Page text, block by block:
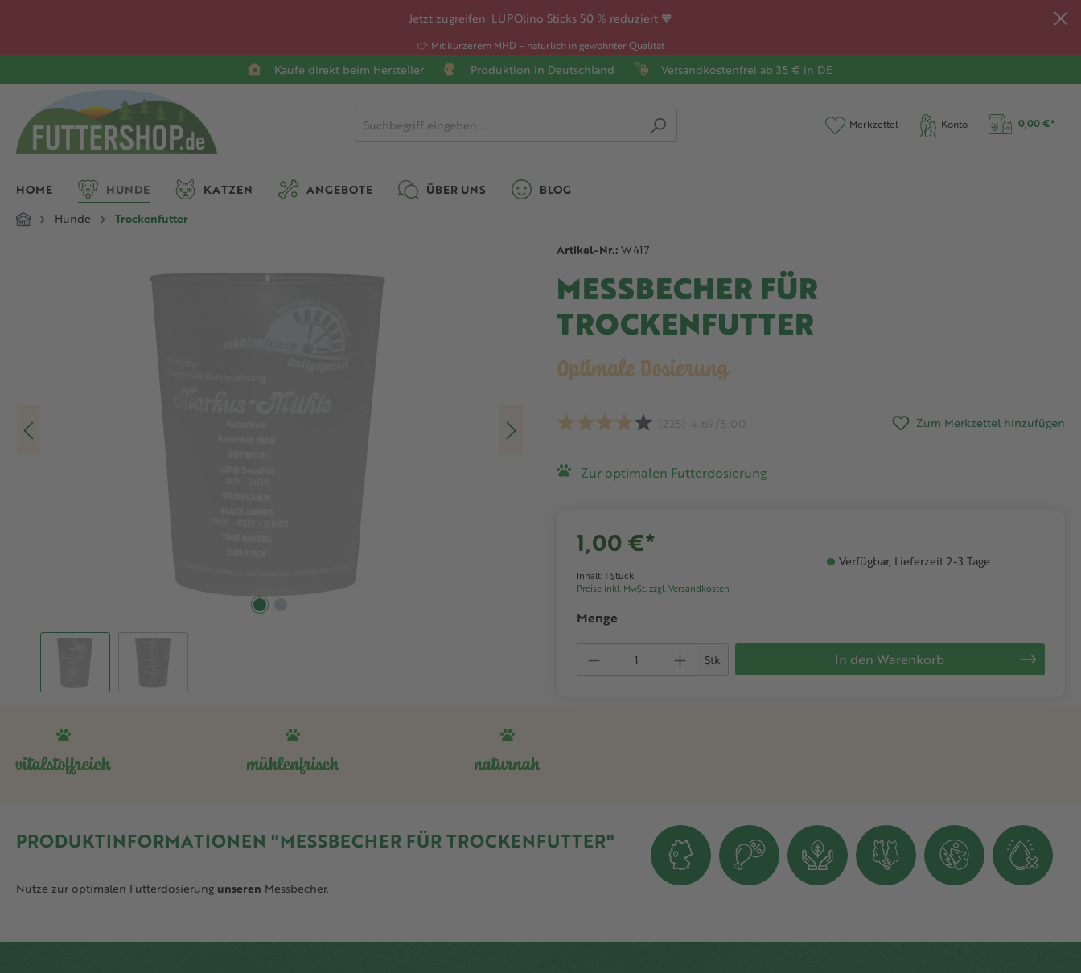
Jetzt zugreifen: LUPOlino Sticks 50 % reduziert 🧡
👉 Mit kürzerem MHD – natürlich in gewohnter Qualität
Kaufe direkt beim Hersteller Produktion in Deutschland Versandkostenfrei ab 35 € in DE
Merkzettel Konto 0,00 €*
HOME HUNDE KATZEN ANGEBOTE ÜBER UNS BLOG
Hunde Trockenfutter
Artikel-Nr.: W417
MESSBECHER FÜR
TROCKENFUTTER
Optimale Dosierung
Zum Merkzettel hinzufügen
Zur optimalen Futterdosierung
1,00 €*
Inhalt: 1 Stück
Preise inkl. MwSt. zzgl. Versandkosten
Verfügbar, Lieferzeit 2-3 Tage
Menge
Produkt Anzahl: Gib den gewünschten Wert ein oder
Stk In den Warenkorb
vitalstoffreich mühlenfrisch naturnah
PRODUKTINFORMATIONEN "MESSBECHER FÜR TROCKENFUTTER"
Nutze zur optimalen Futterdosierung unseren Messbecher.